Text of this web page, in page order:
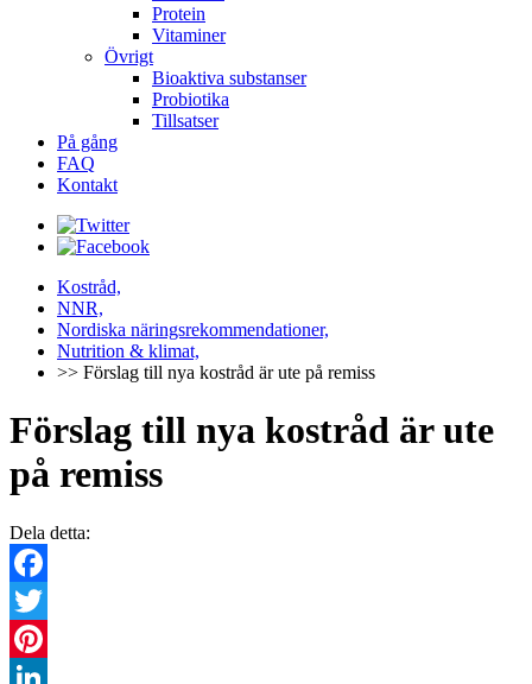
Protein
Vitaminer
Övrigt
Bioaktiva substanser
Probiotika
Tillsatser
På gång
FAQ
Kontakt
Kostråd,
NNR,
Nordiska näringsrekommendationer,
Nutrition & klimat,
>> Förslag till nya kostråd är ute på remiss
Förslag till nya kostråd är ute
på remiss
Dela detta:
Facebook
Twitter
Pinterest